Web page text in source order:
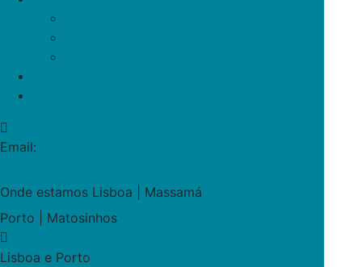
Email:
Onde estamos Lisboa | Massamá
Porto | Matosinhos
Lisboa e Porto